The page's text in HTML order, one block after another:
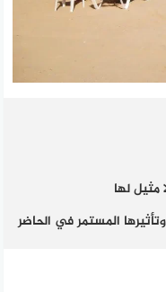
مثيل لها
المستمر في الحاضر